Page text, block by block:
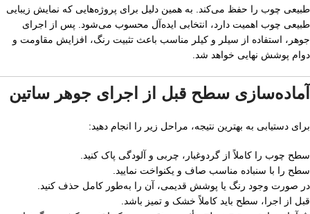
طبیعی چوب را حفظ می‌کند. به همین دلیل برای پروژه‌هایی که نمایش زیبایی
طبیعی چوب اهمیت دارد، انتخابی ایده‌آل محسوب می‌شود. پس از اجرای
جوهر، استفاده از سیلر و کیلر مناسب باعث تثبیت رنگ، افزایش مقاومت و
دوام پوشش نهایی خواهد شد.
آماده‌سازی سطح قبل از اجرای جوهر ساتین
برای دستیابی به بهترین نتیجه، مراحل زیر را انجام دهید:
سطح چوب را کاملاً از گردوغبار، چربی و آلودگی پاک کنید.
سطح را با سنباده مناسب صاف و یکنواخت نمایید.
در صورت وجود رنگ یا پوشش قدیمی، آن را به‌طور کامل حذف کنید.
قبل از اجرا، سطح باید کاملاً خشک و تمیز باشد.